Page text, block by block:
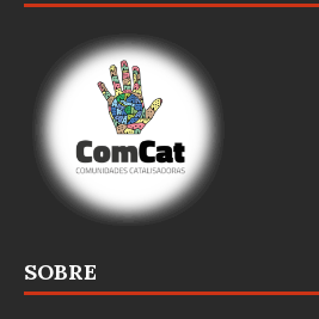
SOBRE